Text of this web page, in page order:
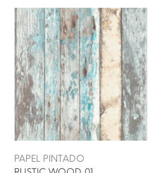
PAPEL PINTADO